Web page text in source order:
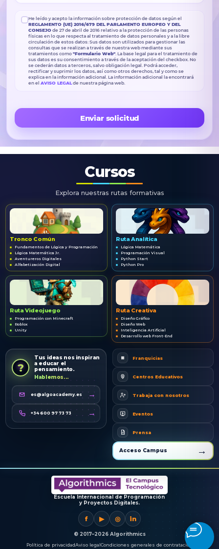
He leído y acepto la información sobre protección de datos según el
REGLAMENTO (UE) 2016/679 DEL PARLAMENTO EUROPEO Y DEL
CONSEJOde 27 de abril de 2016 relativo a la protección de las personas
físicas en lo que respecta al tratamiento de datos personales y a la libre
circulación de estos datos: Sus datos son utilizados para gestionar las
consultas que se realizan a través de nuestra web mediante sus
tratamientos como"Formulario Web" . La base legal para el tratamiento de
sus datos es su consentimiento a través de la aceptación del checkbox. No
se cederán datos a terceros, salvo obligación legal. Podrá acceder,
rectificar y suprimir los datos, así como otros derechos, tal y como se
explica en la información adicional. La información adicional la encontrará
en elAVISO LEGALde nuestra página web.
Enviar solicitud
?
Tus ideas nos inspiran
a educar el
pensamiento.
Hablemos...
es@algoacademy.es →
+34 600 97 73 73 →
Cursos
Explora nuestras rutas formativas
Tronco Común
Fundamentos de Lógica y Programación
Lógica Matemática Jr.
Aventureros Digitales
Alfabetización Digital
Ruta Analítica
Lógica Matemática
Programación Visual
Python Start
Python Pro
Ruta Videojuego
Programación con Minecraft
Roblox
Unity
Ruta Creativa
Diseño Gráfico
Diseño Web
Inteligencia Artificial
Desarrollo web Front-End
Franquicias
Centros Educativos
Trabaja con nosotros
Eventos
Prensa
Acceso Campus →
Escuela Internacional de Programación
y Proyectos Digitales.
f ▶ ◎ in
© 2017–2026Algorithmics
Política de privacidadAviso legalCondiciones generales de contratación